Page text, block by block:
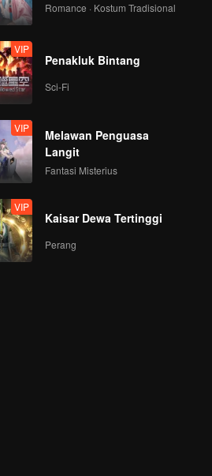
Romance · Kostum Tradisional
VIP
Penakluk Bintang
Sci-Fi
VIP
Melawan Penguasa
Langit
Fantasi Misterius
VIP
Kaisar Dewa Tertinggi
Perang